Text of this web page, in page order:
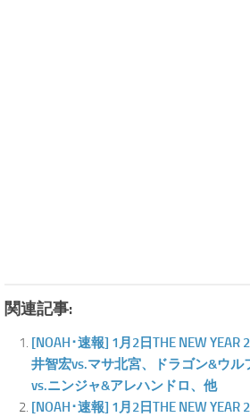
関連記事:
[NOAH･速報] 1月2日THE NEW
井智宏vs.マサ北宮、ドラゴン&ウル
vs.ニンジャ&アレハンドロ、他
[NOAH･速報] 1月2日THE NEW